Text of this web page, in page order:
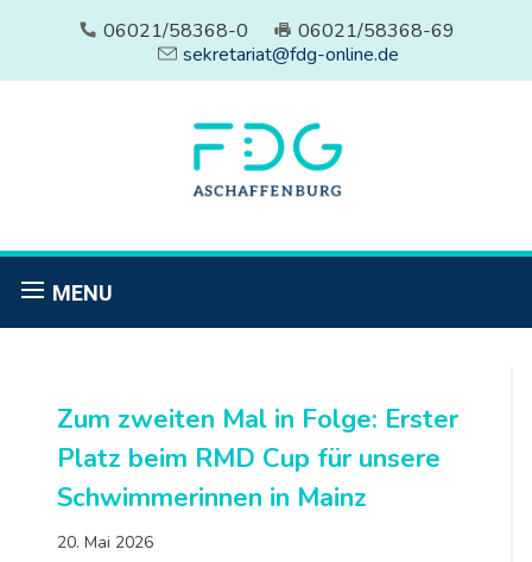
06021/58368-0
06021/58368-69
sekretariat@fdg-online.de
MENU
Zum zweiten Mal in Folge: Erster
Platz beim RMD Cup für unsere
Schwimmerinnen in Mainz
20. Mai 2026